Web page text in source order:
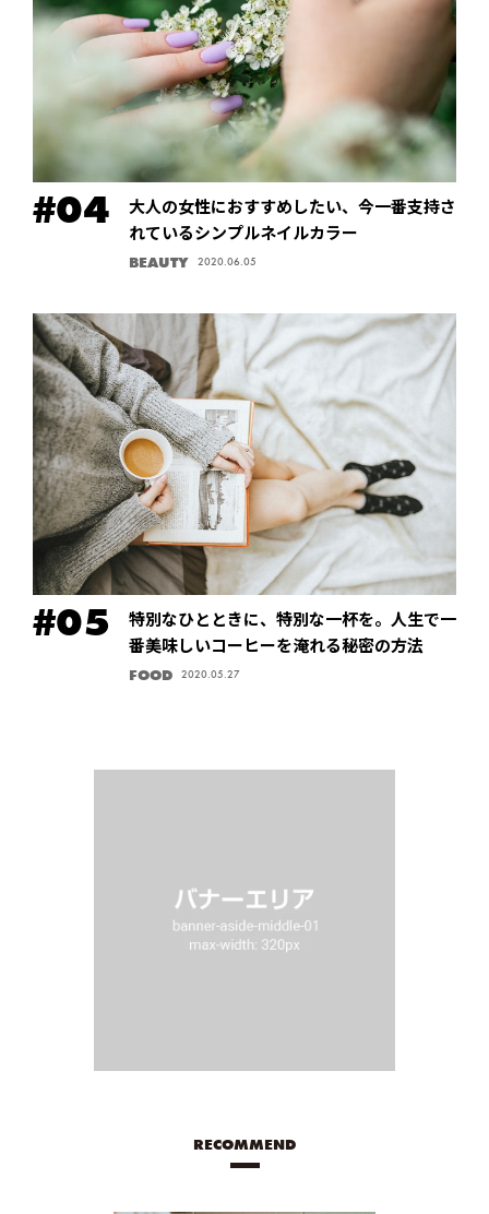
大人の女性におすすめしたい、今一番支持さ
れているシンプルネイルカラー
BEAUTY 2020.06.05
特別なひとときに、特別な一杯を。人生で一
番美味しいコーヒーを淹れる秘密の方法
FOOD 2020.05.27
RECOMMEND